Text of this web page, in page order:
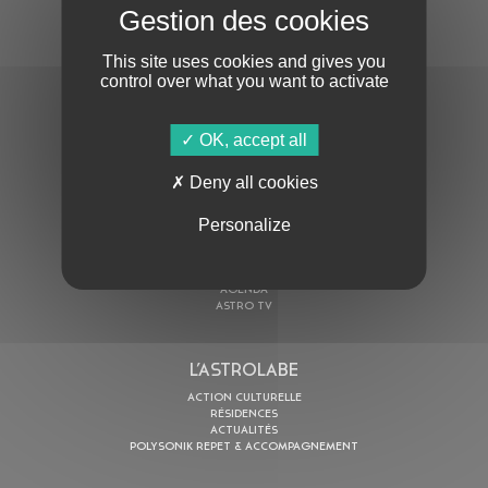
S'ABONNER À LA NEWSLETTER
En cochant cette case, j’accepte la Politique de confidentialité
AGENDA
ASTRO TV
L’ASTROLABE
ACTION CULTURELLE
RÉSIDENCES
ACTUALITÉS
POLYSONIK REPET & ACCOMPAGNEMENT
This site uses cookies and gives you
control over what you want to activate
OK, accept all
Deny all cookies
Personalize